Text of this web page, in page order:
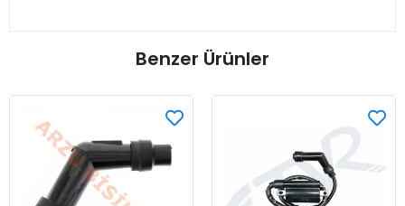
Benzer Ürünler